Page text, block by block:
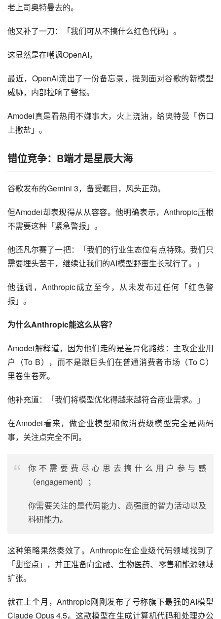
老上司奥特曼去的。
他又补了一刀：「我们可从不搞什么红色代码」。
这显然是在嘲讽OpenAI。
最近，OpenAI流出了一份备忘录，提到面对谷歌的新模型
威胁，内部拉响了警报。
Amodei真是看热闹不嫌事大，火上浇油，给奥特曼「伤口
上撒盐」。
错位竞争：B端才是星辰大海
谷歌发布的Gemini 3，备受瞩目，风头正劲。
但Amodei却表现得从从容容。他明确表示，Anthropic压根
不需要这种「紧急警报」。
他还凡尔赛了一把：「我们的行业生态位有点特殊。我们只
需要埋头苦干，继续让我们的AI模型野蛮生长就行了。」
他强调，Anthropic成立至今，从未发布过任何「红色警
报」。
为什么Anthropic能这么从容？
Amodei解释道，因为他们走的是差异化路线：主攻企业用
户（To B），而不是跟巨头们在普通消费者市场（To C）
里卷生卷死。
他补充道：「我们将模型优化得越来越符合商业需求。」
在Amodei看来，做企业模型和做消费级模型完全是两码
事，关注点完全不同。
你不需要费尽心思去搞什么用户参与感
（engagement）；
你需要关注的是代码能力、高强度的智力活动以及
科研能力。
这种策略果然奏效了。Anthropic在企业级代码领域找到了
「甜蜜点」，并正准备向金融、生物医药、零售和能源领域
扩张。
就在上个月，Anthropic刚刚发布了号称旗下最强的AI模型
Claude Opus 4.5。这款模型在生成计算机代码和处理办公